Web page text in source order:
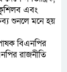
এবং
শুনলে মনে হয়
বিএনপির
রাজনীতি